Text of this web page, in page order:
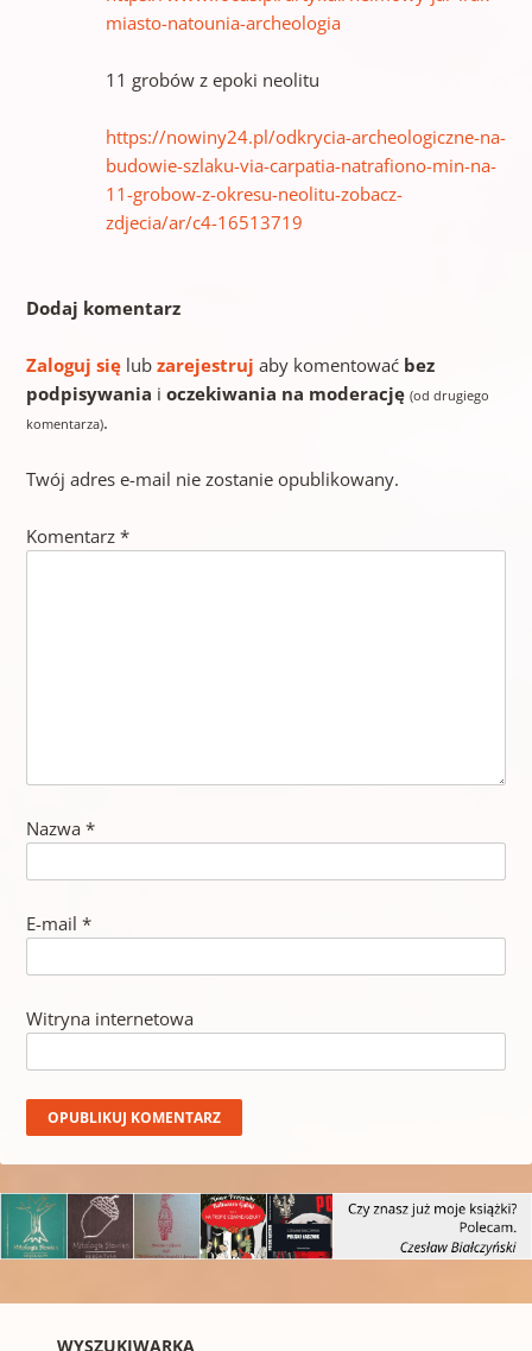
miasto-natounia-archeologia
11 grobów z epoki neolitu
https://nowiny24.pl/odkrycia-archeologiczne-na-
budowie-szlaku-via-carpatia-natrafiono-min-na-
11-grobow-z-okresu-neolitu-zobacz-
zdjecia/ar/c4-16513719
Dodaj komentarz
Zaloguj sięlub zarejestruj aby komentować bez
podpisywania i oczekiwania na moderację (od drugiego
komentarza).
Twój adres e-mail nie zostanie opublikowany.
Komentarz *
Nazwa *
E-mail *
Witryna internetowa
WYSZUKIWARKA